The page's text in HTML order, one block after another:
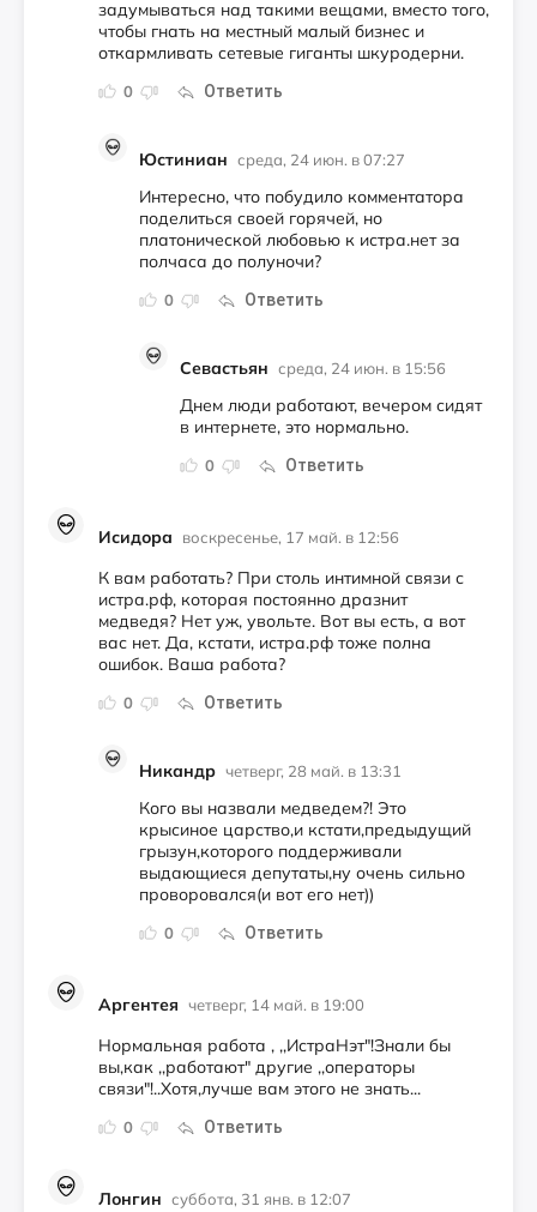
0 Ответить
задумываться над такими вещами, вместо того,
чтобы гнать на местный малый бизнес и
откармливать сетевые гиганты шкуродерни.
Юстиниан среда, 24 июн. в 07:27
0 Ответить
Интересно, что побудило комментатора
поделиться своей горячей, но
платонической любовью к истра.нет за
полчаса до полуночи?
Севастьян среда, 24 июн. в 15:56
0 Ответить
Днем люди работают, вечером сидят
в интернете, это нормально.
Исидора воскресенье, 17 май. в 12:56
0 Ответить
К вам работать? При столь интимной связи с
истра.рф, которая постоянно дразнит
медведя? Нет уж, увольте. Вот вы есть, а вот
вас нет. Да, кстати, истра.рф тоже полна
ошибок. Ваша работа?
Никандр четверг, 28 май. в 13:31
0 Ответить
Кого вы назвали медведем?! Это
крысиное царство,и кстати,предыдущий
грызун,которого поддерживали
выдающиеся депутаты,ну очень сильно
проворовался(и вот его нет))
Аргентея четверг, 14 май. в 19:00
0 Ответить
Нормальная работа , ,,ИстраНэт"!Знали бы
вы,как ,,работают" другие ,,операторы
связи"!..Хотя,лучше вам этого не знать...
Лонгин суббота, 31 янв. в 12:07